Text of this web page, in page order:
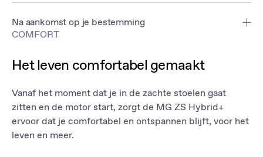
Blijf op koers met MG's verbonden navigatiesysteem, dat
routebegeleiding en een geschatte aankomsttijd voor elke reis
biedt.
Na aankomst op je bestemming
rijstatistieken bekijken, inclusief brandstofniveaus, voor
Niet zeker of je de auto hebt vergrendeld? Maak je geen zorgen—
je kunt hem op elk moment en overal vergrendelen
COMFORT
Het leven comfortabel gemaakt
Vanaf het moment dat je in de zachte stoelen gaat
zitten en de motor start, zorgt de MG ZS Hybrid+
ervoor dat je comfortabel en ontspannen blijft, voor het
leven en meer.